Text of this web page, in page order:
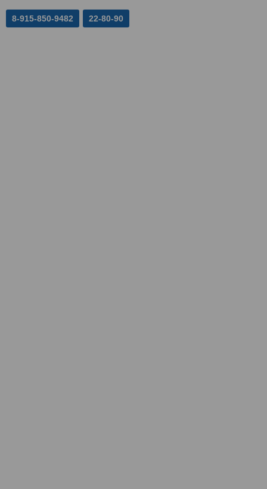
8-915-850-9482 22-80-90